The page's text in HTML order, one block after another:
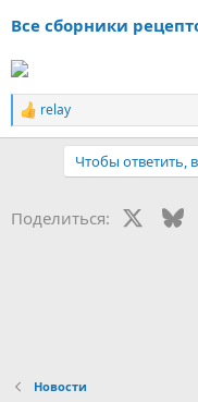
Все сборники
Р
е
и
relay
Чтобы ответить,
Поделиться:
Новости